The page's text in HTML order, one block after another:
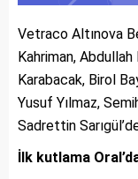
Vetraco Altınova
Kahriman, Abdullah
Karabacak, Birol
Yusuf Yılmaz,
Sadrettin
İlk kutlama